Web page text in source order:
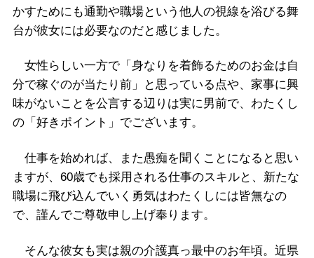
かすためにも通勤や職場という他人の視線を浴びる舞
台が彼女には必要なのだと感じました。
女性らしい一方で「身なりを着飾るためのお金は自
分で稼ぐのが当たり前」と思っている点や、家事に興
味がないことを公言する辺りは実に男前で、わたくし
の「好きポイント」でございます。
仕事を始めれば、また愚痴を聞くことになると思い
ますが、60歳でも採用される仕事のスキルと、新たな
職場に飛び込んでいく勇気はわたくしには皆無なの
で、謹んでご尊敬申し上げ奉ります。
そんな彼女も実は親の介護真っ最中のお年頃。近県